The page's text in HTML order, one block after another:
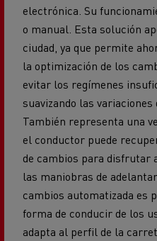
electrónica. Su
o manual. Esta solución
ciudad, ya que permite
la optimización de los
evitar los regímenes
suavizando las
También representa una
el conductor puede
de cambios para disfrutar
las maniobras de
cambios automatizada es
forma de conducir de los
adapta al perfil de la